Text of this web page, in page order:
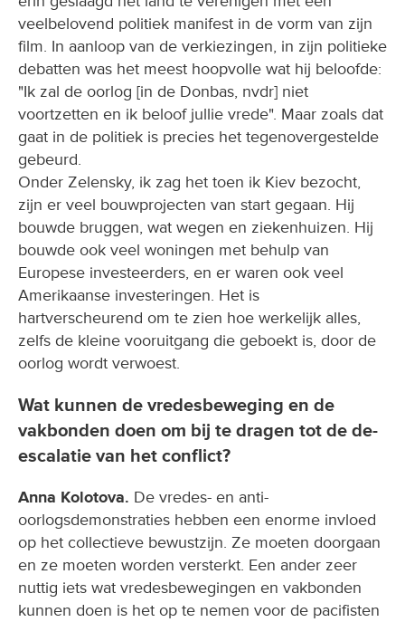
veelbelovend politiek manifest in de vorm van zijn
film. In aanloop van de verkiezingen, in zijn politieke
debatten was het meest hoopvolle wat hij beloofde:
"Ik zal de oorlog [in de Donbas, nvdr] niet
voortzetten en ik beloof jullie vrede". Maar zoals dat
gaat in de politiek is precies het tegenovergestelde
gebeurd.
Onder Zelensky, ik zag het toen ik Kiev bezocht,
zijn er veel bouwprojecten van start gegaan. Hij
bouwde bruggen, wat wegen en ziekenhuizen. Hij
bouwde ook veel woningen met behulp van
Europese investeerders, en er waren ook veel
Amerikaanse investeringen. Het is
hartverscheurend om te zien hoe werkelijk alles,
zelfs de kleine vooruitgang die geboekt is, door de
oorlog wordt verwoest.
Wat kunnen de vredesbeweging en de
vakbonden doen om bij te dragen tot de de-
escalatie van het conflict?
Anna Kolotova. De vredes- en anti-
oorlogsdemonstraties hebben een enorme invloed
op het collectieve bewustzijn. Ze moeten doorgaan
en ze moeten worden versterkt. Een ander zeer
nuttig iets wat vredesbewegingen en vakbonden
kunnen doen is het op te nemen voor de pacifisten